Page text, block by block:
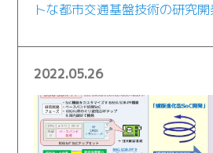
トな都市交通基盤技術の研究開
2022.05.26